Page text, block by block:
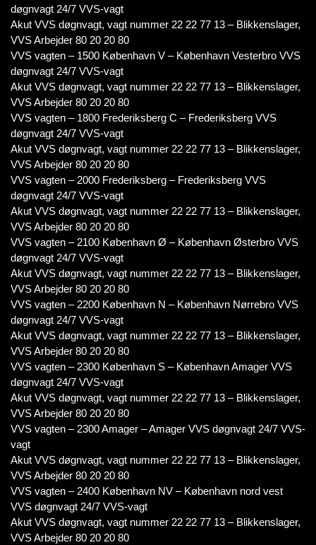
døgnvagt 24/7 VVS-vagt
Akut VVS døgnvagt, vagt nummer 22 22 77 13 – Blikkenslager,
VVS Arbejder 80 20 20 80
VVS vagten – 1500 København V – København Vesterbro VVS
døgnvagt 24/7 VVS-vagt
Akut VVS døgnvagt, vagt nummer 22 22 77 13 – Blikkenslager,
VVS Arbejder 80 20 20 80
VVS vagten – 1800 Frederiksberg C – Frederiksberg VVS
døgnvagt 24/7 VVS-vagt
Akut VVS døgnvagt, vagt nummer 22 22 77 13 – Blikkenslager,
VVS Arbejder 80 20 20 80
VVS vagten – 2000 Frederiksberg – Frederiksberg VVS
døgnvagt 24/7 VVS-vagt
Akut VVS døgnvagt, vagt nummer 22 22 77 13 – Blikkenslager,
VVS Arbejder 80 20 20 80
VVS vagten – 2100 København Ø – København Østerbro VVS
døgnvagt 24/7 VVS-vagt
Akut VVS døgnvagt, vagt nummer 22 22 77 13 – Blikkenslager,
VVS Arbejder 80 20 20 80
VVS vagten – 2200 København N – København Nørrebro VVS
døgnvagt 24/7 VVS-vagt
Akut VVS døgnvagt, vagt nummer 22 22 77 13 – Blikkenslager,
VVS Arbejder 80 20 20 80
VVS vagten – 2300 København S – København Amager VVS
døgnvagt 24/7 VVS-vagt
Akut VVS døgnvagt, vagt nummer 22 22 77 13 – Blikkenslager,
VVS Arbejder 80 20 20 80
VVS vagten – 2300 Amager – Amager VVS døgnvagt 24/7 VVS-
vagt
Akut VVS døgnvagt, vagt nummer 22 22 77 13 – Blikkenslager,
VVS Arbejder 80 20 20 80
VVS vagten – 2400 København NV – København nord vest
VVS døgnvagt 24/7 VVS-vagt
Akut VVS døgnvagt, vagt nummer 22 22 77 13 – Blikkenslager,
VVS Arbejder 80 20 20 80